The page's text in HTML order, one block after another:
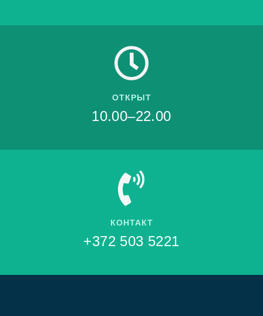
ОТКРЫТ
10.00–22.00
КОНТАКТ
+372 503 5221